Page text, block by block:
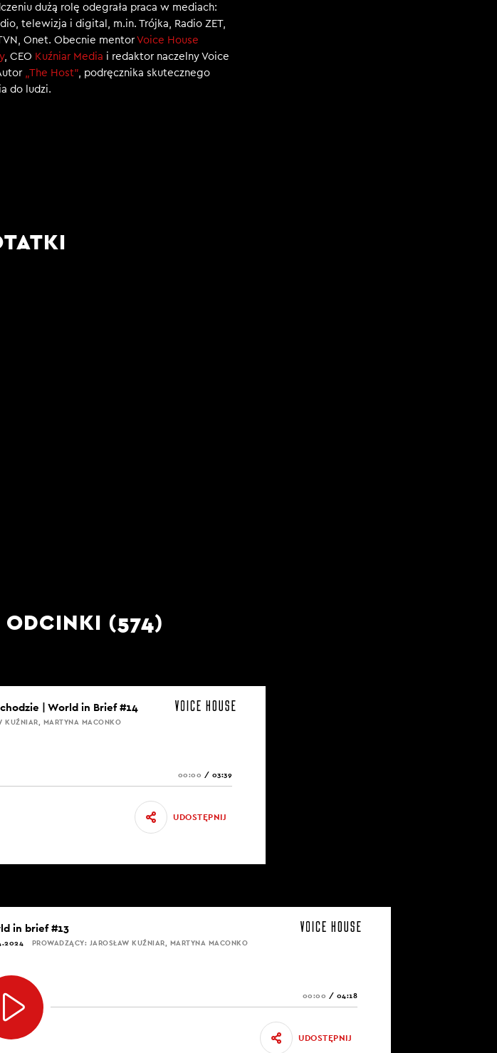
dużą rolę odegrała praca w mediach:
telewizja i digital, m.in. Trójka, Radio ZET,
Onet. Obecnie mentorVoice House
, CEO Kuźniar Media i redaktor naczelny Voice
„The Host”, podręcznika skutecznego
do ludzi.
ODCINKI (574)
| World in Brief #14
KUŹNIAR, MARTYNA MACONKO
00:00 / 03:39
UDOSTĘPNIJ
in brief #13
PROWADZĄCY: JAROSŁAW KUŹNIAR, MARTYNA MACONKO
00:00 / 04:18
UDOSTĘPNIJ